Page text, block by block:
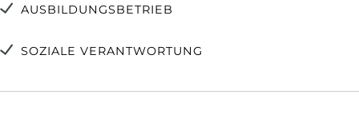
AUSBILDUNGSBETRIEB
SOZIALE VERANTWORTUNG